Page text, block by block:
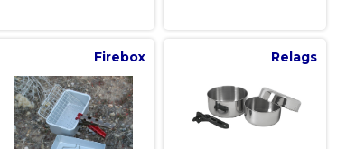
Firebox Relags